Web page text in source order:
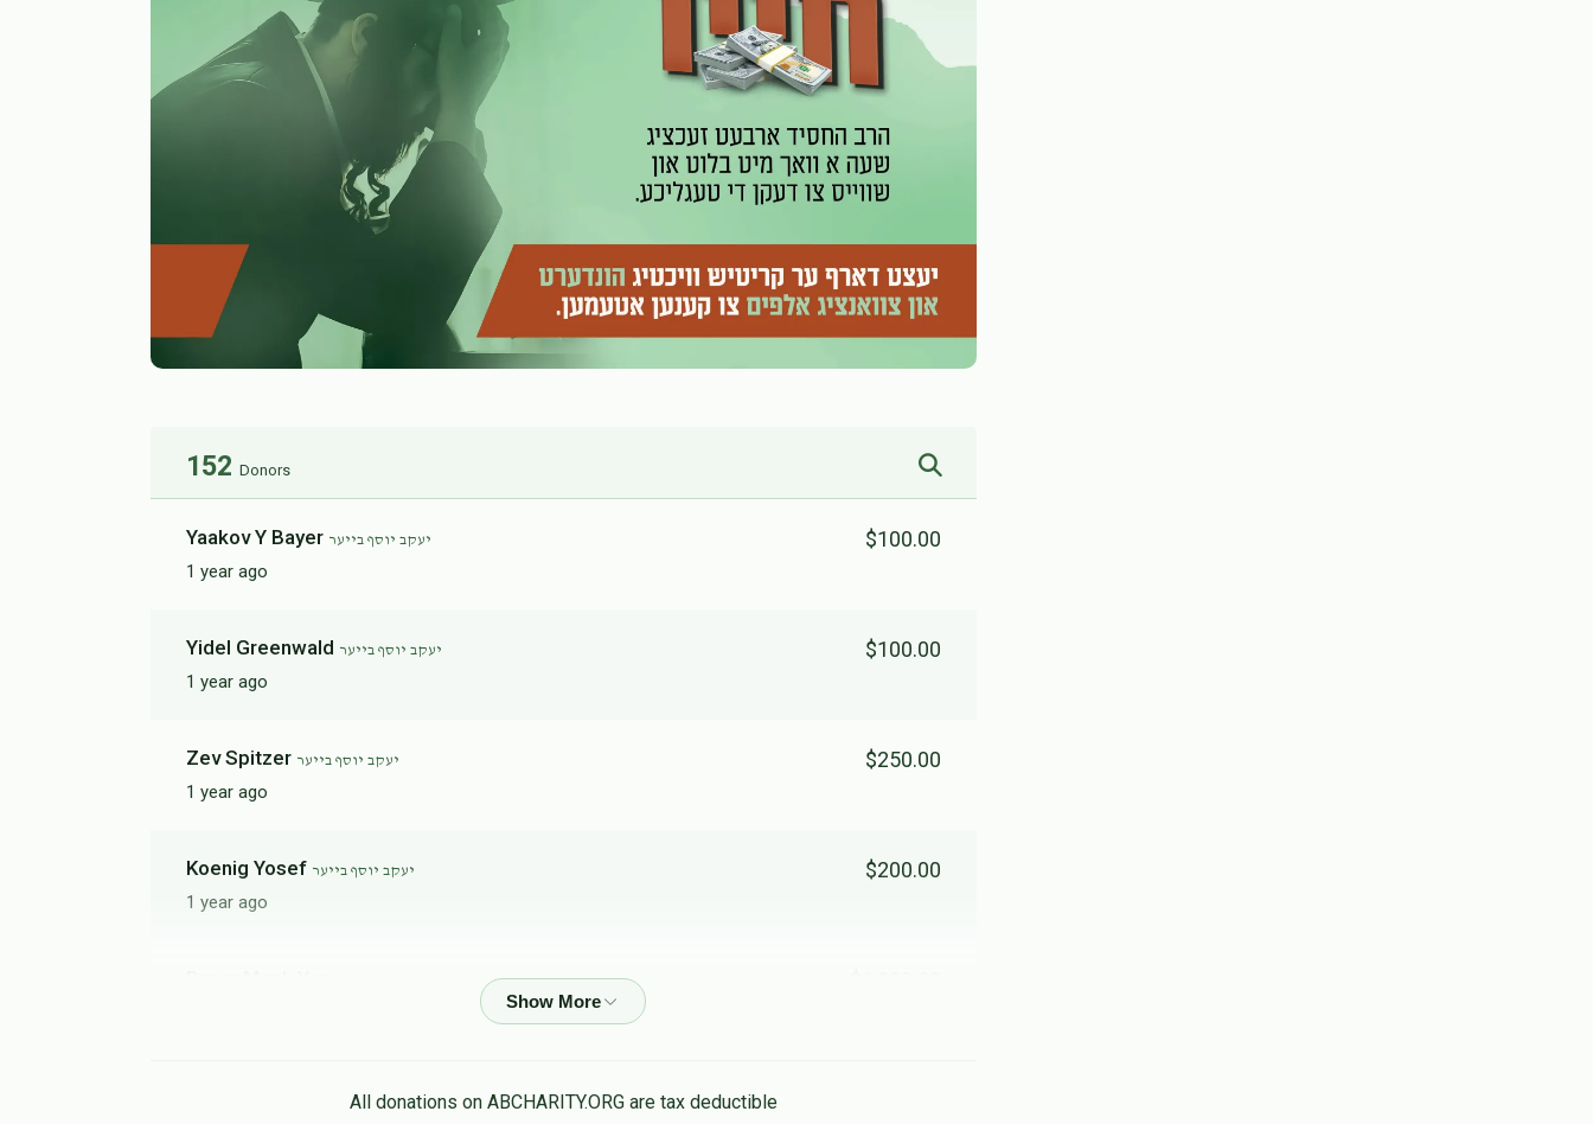
152 Donors
Yaakov Y Bayer יעקב יוסף בייער
1 year ago
$100.00
Yidel Greenwald יעקב יוסף בייער
1 year ago
$100.00
Zev Spitzer יעקב יוסף בייער
1 year ago
$250.00
Koenig Yosef יעקב יוסף בייער
1 year ago
$200.00
יעקב יוסף בייער, יצחק יוסף אונגער
Dancziger Yakov Yosef יעקב יוסף בייער
All donations on ABCHARITY.ORG are tax deductible